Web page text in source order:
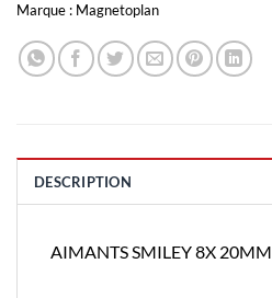
Marque : Magnetoplan
DESCRIPTION
AIMANTS SMILEY 8X 20MM